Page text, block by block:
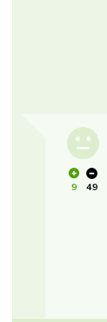
9 49